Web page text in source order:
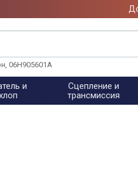
06H905601A
и
Сцепление и
трансмиссия